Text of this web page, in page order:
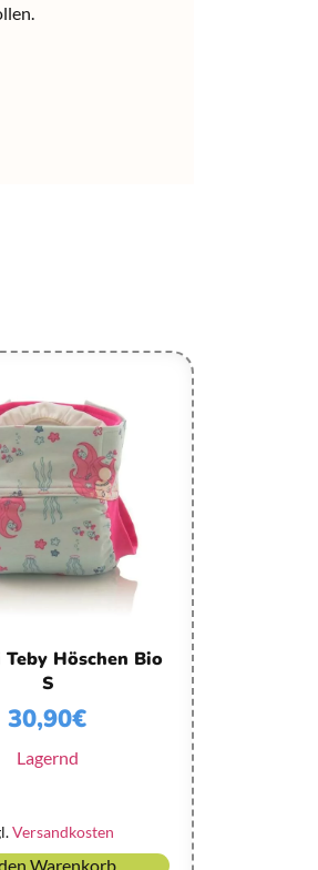
Höschen Bio
S
30,90€
Lagernd
Versandkosten
Warenkorb